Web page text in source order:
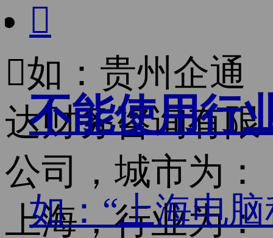
如：贵州企通
达财务咨询有限
公司，城市为：
上海，行业为：

不能使用行
如：“上海电